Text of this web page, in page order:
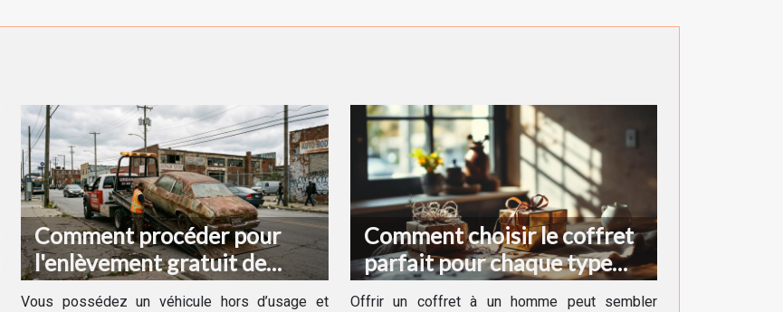
Comment procéder pour
l'enlèvement gratuit de
votre véhicule hors d'usage ?
Vous possédez un véhicule hors d’usage et
Comment choisir le coffret
parfait pour chaque type
d'homme ?
Offrir un coffret à un homme peut sembler